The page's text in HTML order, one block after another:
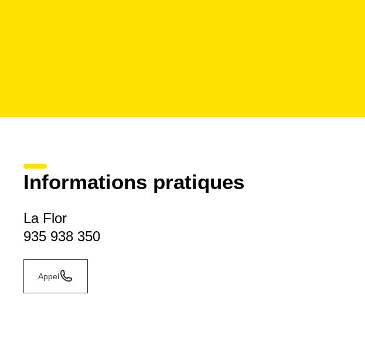
Informations pratiques
La Flor
935 938 350
Appel